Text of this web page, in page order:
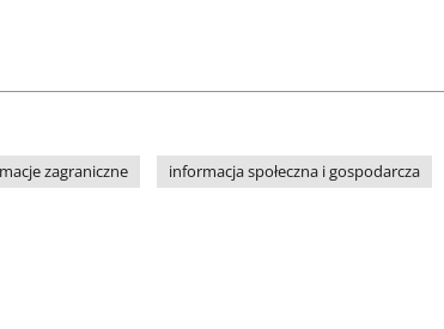
zagraniczne informacja społeczna i gospodarcza